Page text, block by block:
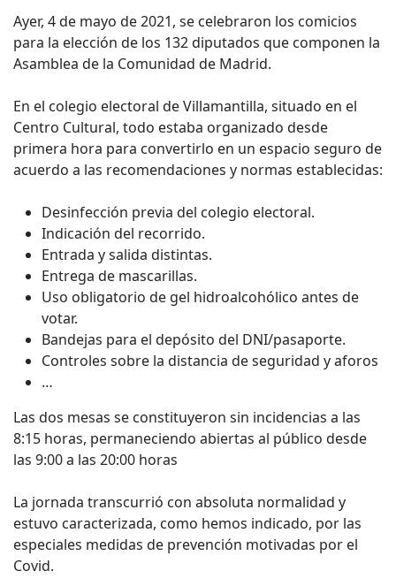
Ayer, 4 de mayo de 2021, se celebraron los comicios
para la elección de los 132 diputados que componen la
Asamblea de la Comunidad de Madrid.
En el colegio electoral de Villamantilla, situado en el
Centro Cultural, todo estaba organizado desde
primera hora para convertirlo en un espacio seguro de
acuerdo a las recomendaciones y normas establecidas:
Desinfección previa del colegio electoral.
Indicación del recorrido.
Entrada y salida distintas.
Entrega de mascarillas.
Uso obligatorio de gel hidroalcohólico antes de
votar.
Bandejas para el depósito del DNI/pasaporte.
Controles sobre la distancia de seguridad y aforos
…
Las dos mesas se constituyeron sin incidencias a las
8:15 horas, permaneciendo abiertas al público desde
las 9:00 a las 20:00 horas
La jornada transcurrió con absoluta normalidad y
estuvo caracterizada, como hemos indicado, por las
especiales medidas de prevención motivadas por el
Covid.